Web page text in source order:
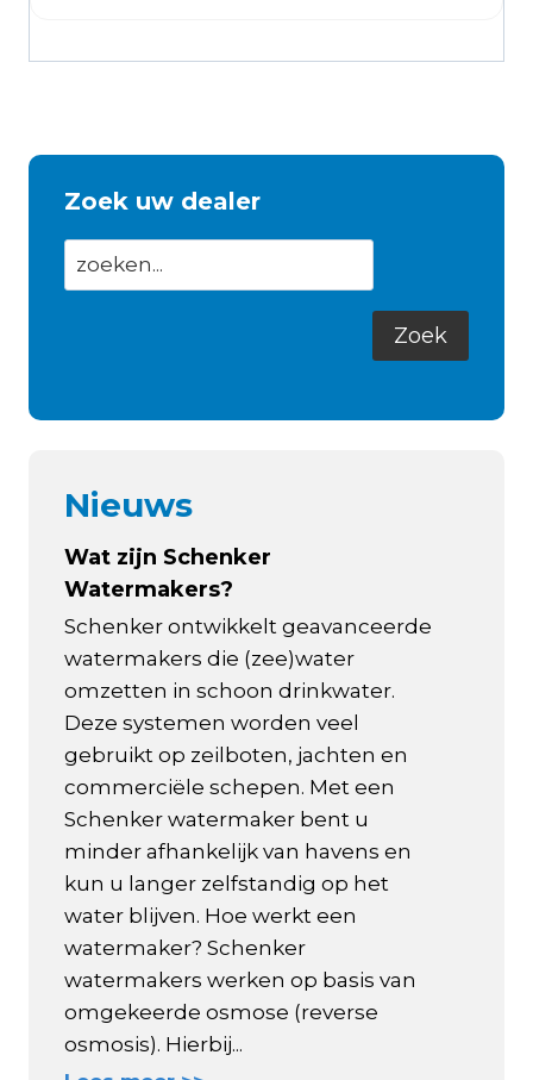
Zoek uw dealer
Nieuws
Wat zijn Schenker
Watermakers?
Schenker ontwikkelt geavanceerde
watermakers die (zee)water
omzetten in schoon drinkwater.
Deze systemen worden veel
gebruikt op zeilboten, jachten en
commerciële schepen. Met een
Schenker watermaker bent u
minder afhankelijk van havens en
kun u langer zelfstandig op het
water blijven. Hoe werkt een
watermaker? Schenker
watermakers werken op basis van
omgekeerde osmose (reverse
osmosis). Hierbij...